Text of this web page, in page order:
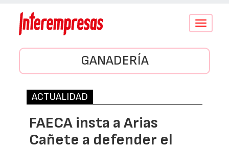
Conmutar
GANADERÍA
ACTUALIDAD
FAECA insta a Arias
Cañete a defender el